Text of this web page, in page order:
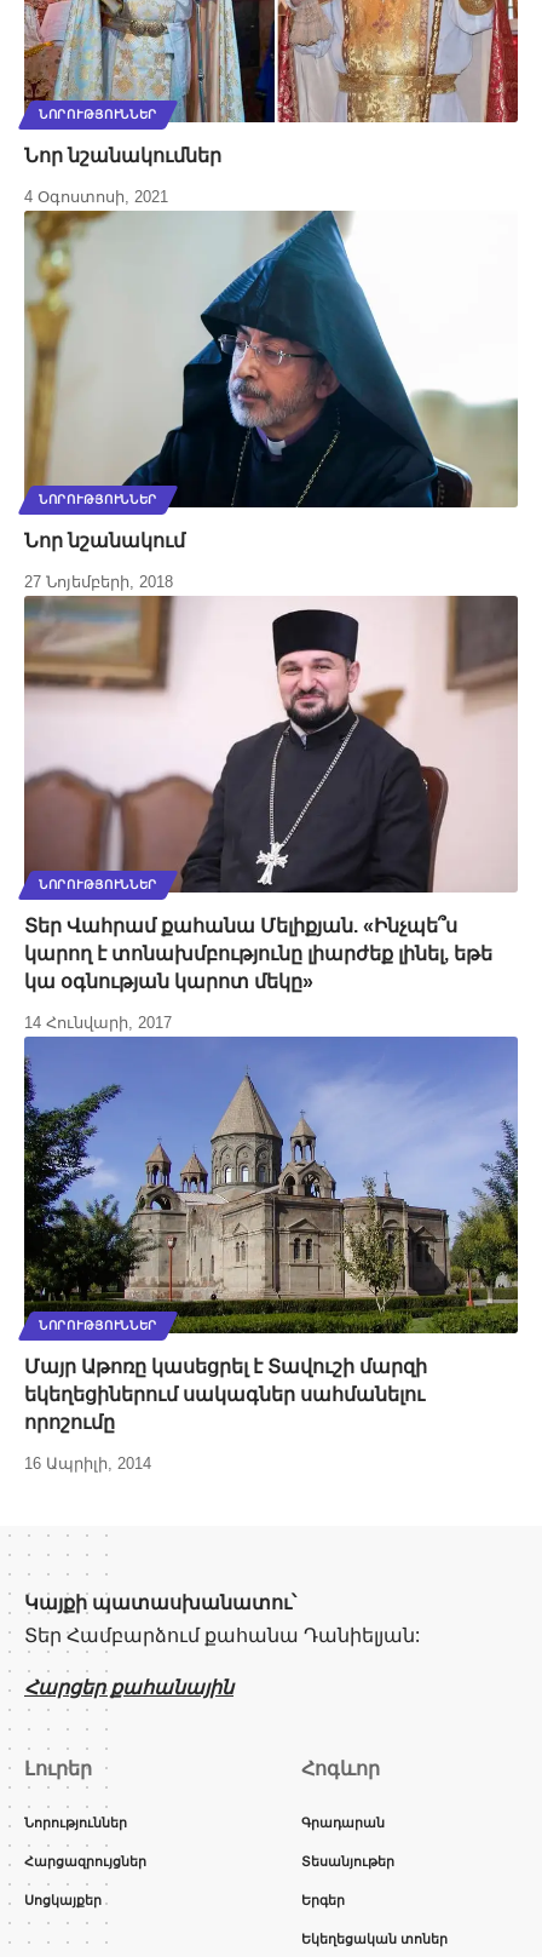
ՆՈՐՈՒԹՅՈՒՆՆԵՐ
Նոր նշանակումներ
4 Օգոստոսի, 2021
ՆՈՐՈՒԹՅՈՒՆՆԵՐ
Նոր նշանակում
27 Նոյեմբերի, 2018
ՆՈՐՈՒԹՅՈՒՆՆԵՐ
Տեր Վահրամ քահանա Մելիքյան. «Ինչպե՞ս
կարող է տոնախմբությունը լիարժեք լինել, եթե
կա օգնության կարոտ մեկը»
14 Հունվարի, 2017
ՆՈՐՈՒԹՅՈՒՆՆԵՐ
Մայր Աթոռը կասեցրել է Տավուշի մարզի
եկեղեցիներում սակագներ սահմանելու
որոշումը
16 Ապրիլի, 2014
Կայքի պատասխանատու՝
Տեր Համբարձում քահանա Դանիելյան:
Հարցեր քահանային
Լուրեր
Նորություններ
Հարցազրույցներ
Սոցկայքեր
Հոգևոր
Գրադարան
Տեսանյութեր
Երգեր
Եկեղեցական տոներ